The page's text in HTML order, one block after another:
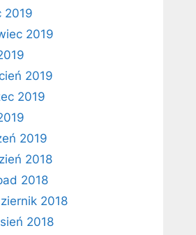
2019
2019
2019
2019
2019
2018
2018
2018
2018